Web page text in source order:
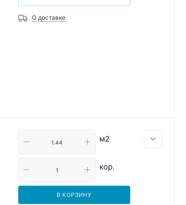
О доставке
м2
кор.
В КОРЗИНУ